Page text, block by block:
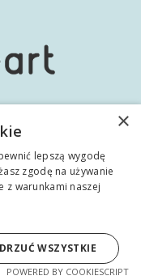
Wiedza
×
lepszą wygodę
zgodę na używanie
z warunkami naszej
WSZYSTKIE
POWERED BY COOKIESCRIPT